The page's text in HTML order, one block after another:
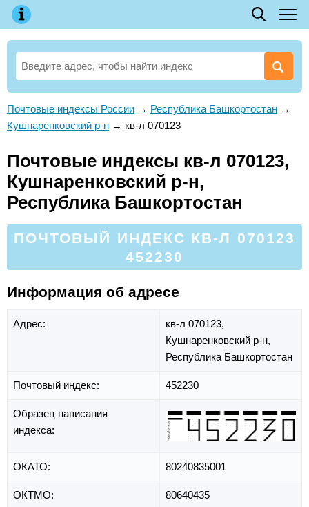
Почтовые индексы России → Республика Башкортостан →
Кушнаренковский р-н → кв-л 070123
Почтовые индексы кв-л 070123,
Кушнаренковский р-н,
Республика Башкортостан
ПОЧТОВЫЙ ИНДЕКС КВ-Л 070123
452230
Информация об адресе
Адрес:
кв-л 070123,
Кушнаренковский р-н,
Республика Башкортостан
Почтовый индекс: 452230
Образец написания
индекса:
ОКАТО: 80240835001
ОКТМО: 80640435